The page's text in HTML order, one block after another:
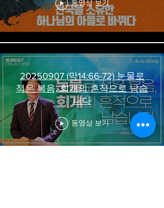
동영상 보기
20250907 (막14:66-72) 눈물로
적은 복음, 회개의 흔적으로 남습
니다
동영상 보기